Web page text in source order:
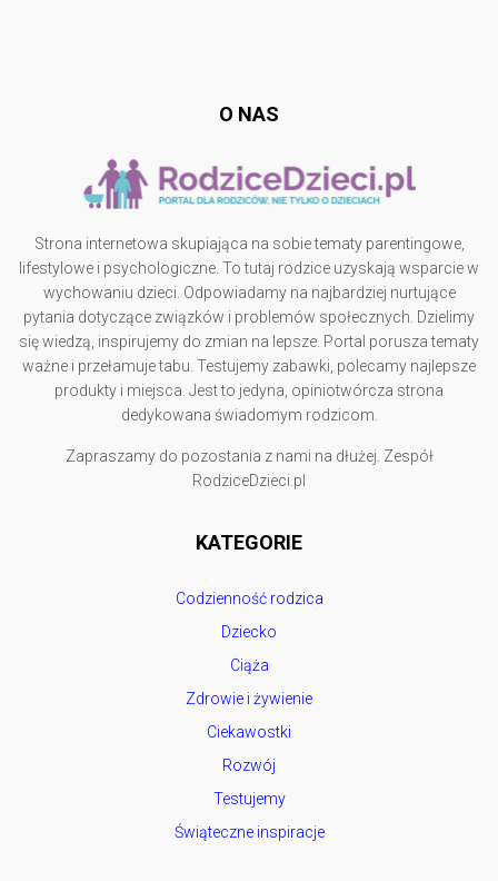
O NAS
Strona internetowa skupiająca na sobie tematy parentingowe,
lifestylowe i psychologiczne. To tutaj rodzice uzyskają wsparcie w
wychowaniu dzieci. Odpowiadamy na najbardziej nurtujące
pytania dotyczące związków i problemów społecznych. Dzielimy
się wiedzą, inspirujemy do zmian na lepsze. Portal porusza tematy
ważne i przełamuje tabu. Testujemy zabawki, polecamy najlepsze
produkty i miejsca. Jest to jedyna, opiniotwórcza strona
dedykowana świadomym rodzicom.
Zapraszamy do pozostania z nami na dłużej. Zespół
RodziceDzieci.pl
KATEGORIE
Codzienność rodzica
Dziecko
Ciąża
Zdrowie i żywienie
Ciekawostki
Rozwój
Testujemy
Świąteczne inspiracje